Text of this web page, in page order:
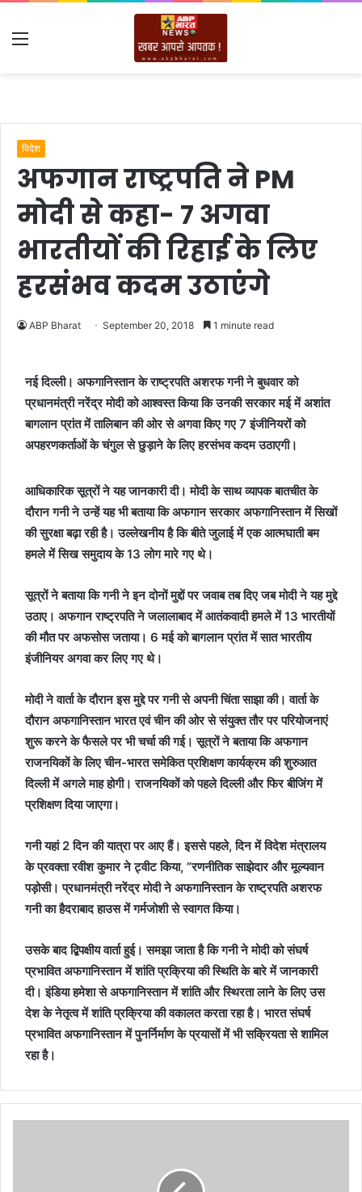
Menu
विदेश
अफगान राष्ट्रपति ने PM
मोदी से कहा- 7 अगवा
भारतीयों की रिहाई के लिए
हरसंभव कदम उठाएंगे
ABP Bharat September 20, 2018 1 minute read
नई दिल्ली। अफगानिस्तान के राष्ट्रपति अशरफ गनी ने बुधवार को
प्रधानमंत्री नरेंद्र मोदी को आश्वस्त किया कि उनकी सरकार मई में अशांत
बागलान प्रांत में तालिबान की ओर से अगवा किए गए 7 इंजीनियरों को
अपहरणकर्ताओं के चंगुल से छुड़ाने के लिए हरसंभव कदम उठाएगी।
आधिकारिक सूत्रों ने यह जानकारी दी। मोदी के साथ व्यापक बातचीत के
दौरान गनी ने उन्हें यह भी बताया कि अफगान सरकार अफगानिस्तान में सिखों
की सुरक्षा बढ़ा रही है। उल्लेखनीय है कि बीते जुलाई में एक आत्मघाती बम
हमले में सिख समुदाय के 13 लोग मारे गए थे।
सूत्रों ने बताया कि गनी ने इन दोनों मुद्दों पर जवाब तब दिए जब मोदी ने यह मुद्दे
उठाए। अफगान राष्ट्रपति ने जलालाबाद में आतंकवादी हमले में 13 भारतीयों
की मौत पर अफसोस जताया। 6 मई को बागलान प्रांत में सात भारतीय
इंजीनियर अगवा कर लिए गए थे।
मोदी ने वार्ता के दौरान इस मुद्दे पर गनी से अपनी चिंता साझा की। वार्ता के
दौरान अफगानिस्तान भारत एवं चीन की ओर से संयुक्त तौर पर परियोजनाएं
शुरू करने के फैसले पर भी चर्चा की गई। सूत्रों ने बताया कि अफगान
राजनयिकों के लिए चीन-भारत समेकित प्रशिक्षण कार्यक्रम की शुरुआत
दिल्ली में अगले माह होगी। राजनयिकों को पहले दिल्ली और फिर बीजिंग में
प्रशिक्षण दिया जाएगा।
गनी यहां 2 दिन की यात्रा पर आए हैं। इससे पहले, दिन में विदेश मंत्रालय
के प्रवक्ता रवीश कुमार ने ट्वीट किया, ”रणनीतिक साझेदार और मूल्यवान
पड़ोसी। प्रधानमंत्री नरेंद्र मोदी ने अफगानिस्तान के राष्ट्रपति अशरफ
गनी का हैदराबाद हाउस में गर्मजोशी से स्वागत किया।
उसके बाद द्बिपक्षीय वार्ता हुई। समझा जाता है कि गनी ने मोदी को संघर्ष
प्रभावित अफगानिस्तान में शांति प्रक्रिया की स्थिति के बारे में जानकारी
दी। इंडिया हमेशा से अफगानिस्तान में शांति और स्थिरता लाने के लिए उस
देश के नेतृत्व में शांति प्रक्रिया की वकालत करता रहा है। भारत संघर्ष
प्रभावित अफगानिस्तान में पुनर्निर्माण के प्रयासों में भी सक्रियता से शामिल
रहा है।